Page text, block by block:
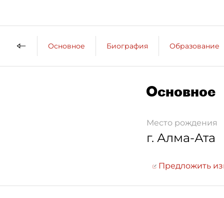
Основное Биография Образование
Основное
Место рождения
г. Алма-Ата
Предложить